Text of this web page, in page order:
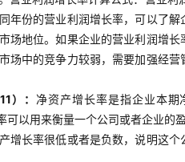
年份的营业利润增长率，可以了
场地位。如果企业的营业利润增
场中的竞争力较弱，需要加强经
）： 净资产增长率是指企业本
可以用来衡量一个公司或者企业的
增长率很低或者是负数，说明这